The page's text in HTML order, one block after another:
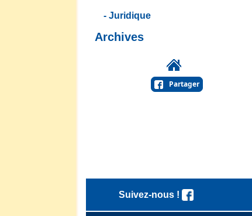
Juridique
Archives
Partager
Suivez-nous !